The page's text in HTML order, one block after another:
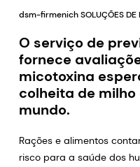
Vitaminas
OVN™
SalmoFan™
ShrimpFan™
YolkFan™
Usando os recursos
Webinars
dsm-firmenich SOLUÇÕES DE
O serviço de
fornece
micotoxina
colheita de
mundo.
Rações e alimentos
risco para a saúde dos